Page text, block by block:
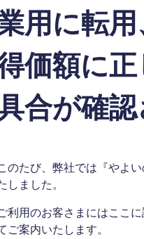
用に転
価額に
合が確
のたび、弊社では『やよ
しました。
利用のお客さまにはここ
ご案内いたします。